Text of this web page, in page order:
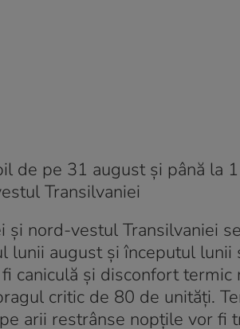
de pe 31 august și până la
Transilvaniei
și nord-vestul Transilvaniei
lunii august și începutul
caniculă și disconfort termic
critic de 80 de unități.
arii restrânse nopțile vor fi